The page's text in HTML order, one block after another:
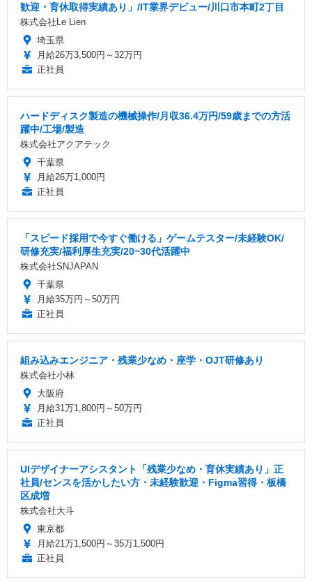
歓迎・育休取得実績あり」/IT業界デビュー/川口市本町2丁目
株式会社Le Lien
埼玉県
月給26万3,500円～32万円
正社員
ハードディスク製造の機械操作/月収36.4万円/59歳までの方活
躍中/工場/製造
株式会社アクアテック
千葉県
月給26万1,000円
正社員
「スピード採用で今すぐ働ける」ゲームテスター/未経験OK/
研修充実/福利厚生充実/20~30代活躍中
株式会社SNJAPAN
千葉県
月給35万円～50万円
正社員
組み込みエンジニア・残業少なめ・座学・OJT研修あり
株式会社小林
大阪府
月給31万1,800円～50万円
正社員
UIデザイナーアシスタント「残業少なめ・育休実績あり」正
社員/センスを活かしたい方・未経験歓迎・Figma習得・板橋
区成増
株式会社大斗
東京都
月給21万1,500円～35万1,500円
正社員